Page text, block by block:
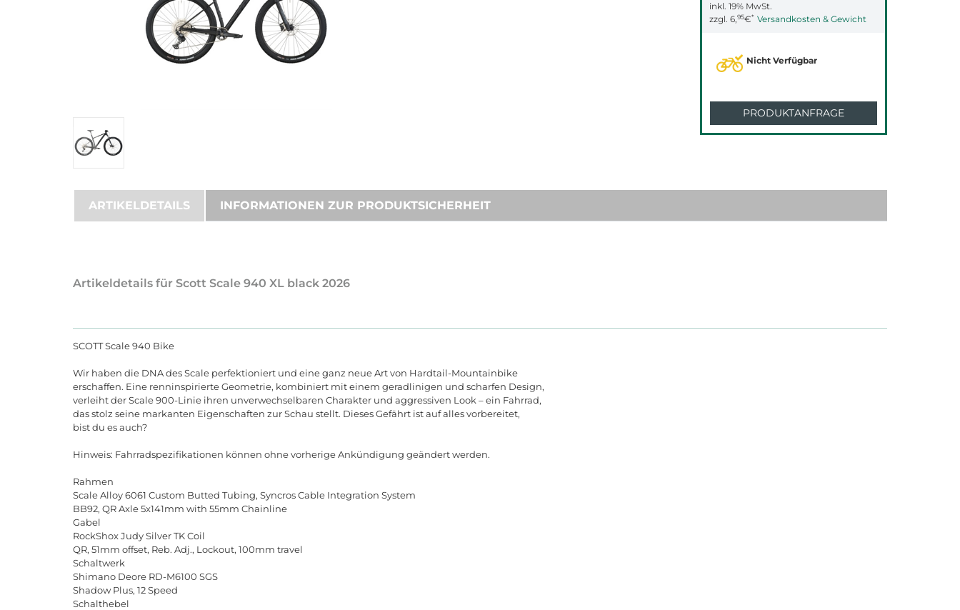
inkl. 19% MwSt.
zzgl. 6,95€* Versandkosten & Gewicht
Nicht Verfügbar
PRODUKTANFRAGE
ARTIKELDETAILS INFORMATIONEN ZUR PRODUKTSICHERHEIT
Artikeldetails für Scott Scale 940 XL black 2026
SCOTT Scale 940 Bike
Wir haben die DNA des Scale perfektioniert und eine ganz neue Art von Hardtail-Mountainbike
erschaffen. Eine renninspirierte Geometrie, kombiniert mit einem geradlinigen und scharfen Design,
verleiht der Scale 900-Linie ihren unverwechselbaren Charakter und aggressiven Look –ein Fahrrad,
dasstolz seine markanten Eigenschaften zurSchau stellt. DiesesGefährt istaufallesvorbereitet,
bistdu esauch?
Hinweis: Fahrradspezifikationen können ohnevorherigeAnkündigung geändertwerden.
Rahmen
ScaleAlloy6061 Custom Butted Tubing, SyncrosCable Integration System
BB92, QRAxle5x141mm with 55mm Chainline
Gabel
RockShoxJudySilverTKCoil
QR, 51mm offset, Reb. Adj., Lockout, 100mm travel
Schaltwerk
Shimano Deore RD-M6100 SGS
Shadow Plus, 12Speed
Schalthebel